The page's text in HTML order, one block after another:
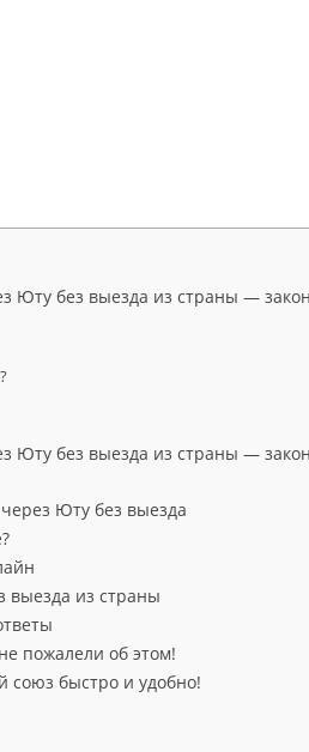
Юту без выезда из страны —
Юту без выезда из страны —
Юту без выезда
выезда из страны
пожалели об этом!
союз быстро и удобно!